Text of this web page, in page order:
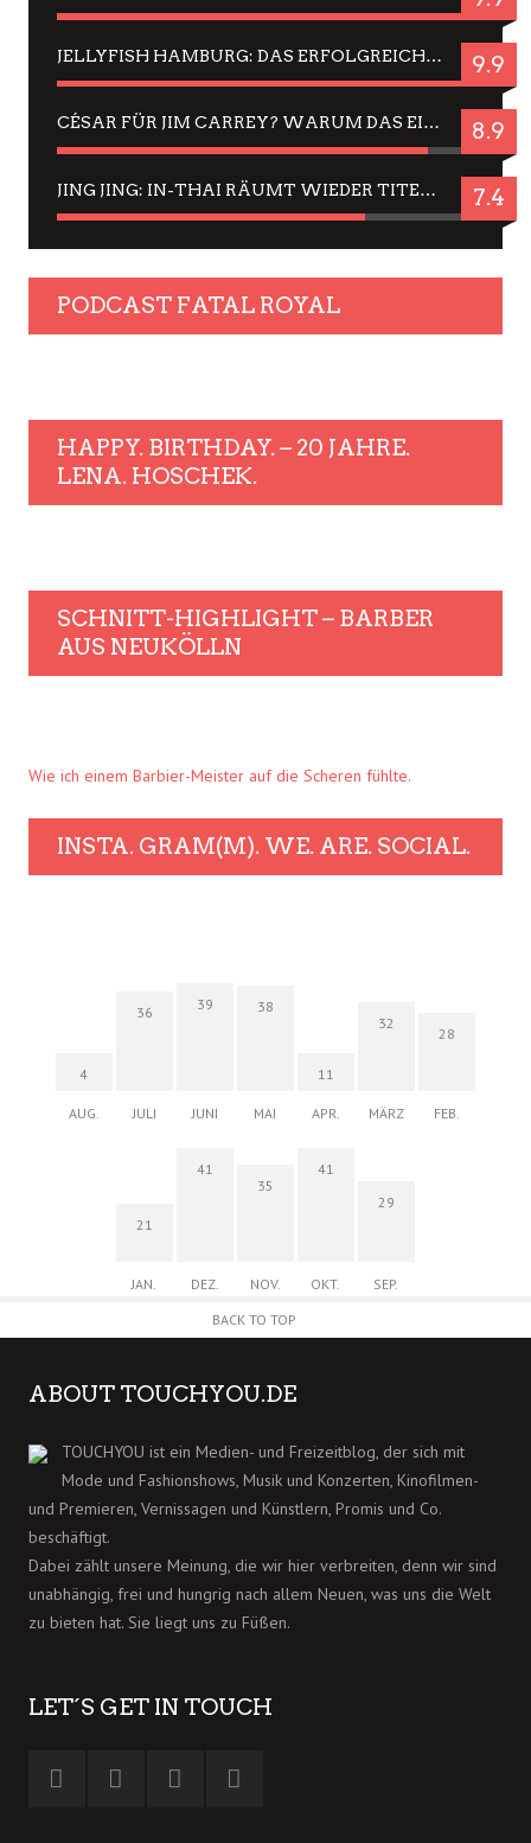
JELLYFISH HAMBURG: DAS ERFOLGREICHE SOMMER-MENÜ 2025 IN GEFÜHLEN UND BILDERN 9.9
CÉSAR FÜR JIM CARREY? WARUM DAS EINER DER NERVIGSTEN ACTORS IST UND BLEIBT 8.9
JING JING: IN-THAI RÄUMT WIEDER TITEL AB – EIN ZWEI-STUNDEN-ERLEBNISBERICHT 7.4
PODCAST FATAL ROYAL
HAPPY. BIRTHDAY. – 20 JAHRE.
LENA. HOSCHEK.
SCHNITT-HIGHLIGHT – BARBER
AUS NEUKÖLLN
Wie ich einem Barbier-Meister auf die Scheren fühlte.
INSTA. GRAM(M). WE. ARE. SOCIAL.
4
AUG.
36
JULI
39
JUNI
38
MAI
11
APR.
32
MÄRZ
28
FEB.
21
JAN.
41
DEZ.
35
NOV.
41
OKT.
29
SEP.
BACK TO TOP
ABOUT TOUCHYOU.DE
TOUCHYOU ist ein Medien- und Freizeitblog, der sich mit
Mode und Fashionshows, Musik und Konzerten, Kinofilmen-
und Premieren, Vernissagen und Künstlern, Promis und Co.
beschäftigt.
Dabei zählt unsere Meinung, die wir hier verbreiten, denn wir sind
unabhängig, frei und hungrig nach allem Neuen, was uns die Welt
zu bieten hat. Sie liegt uns zu Füßen.
LET´S GET IN TOUCH